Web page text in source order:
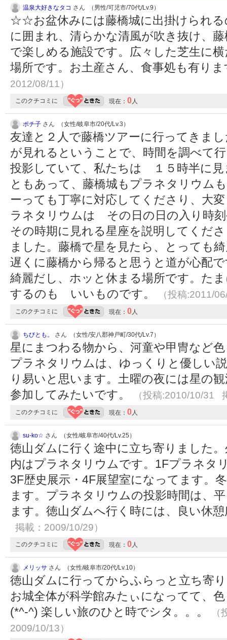
温泉大好きなタコ さん （男性/可児市/70代/Lv.9）
☆☆お盆休みには藤橋城に出掛けられる
に囲まれ、清らかな清風が吹き抜け、
で楽しめる施設です。広々した芝生に
場所です。お土産さん、食事処も有り
2012/08/11）
このクチコミに 現在： 0人
ポチ子 さん （女性/岐阜市/20代/Lv.3）
友達と２人で藤橋ツアーに行ってきま
が見れるということで、時間を調べて
投影していて、私たちは １５時半に
ともあって、藤橋城もプラネタリウム
ーっても丁寧に対応してくださり、大
ラネタリウムは その日の日の入り時
その時期に見れる星座を説明してくだ
ました。藤橋で星を見たら、とっても
遅くに藤橋から帰ると思うと道が心配
綺麗だし、ホッと休まる場所です。た
するのも いいものです。
（投稿:2011/
このクチコミに 現在： 0人
ちびとも。 さん （女性/安八郡神戸町/30代/Lv.7）
星にまつわる物から、河童や甲冑など
プラネタリウムは、ゆっくりと優しい
り易いと思います。土曜の夜には星の
参加してみたいです。
（投稿:2010/10/31
このクチコミに 現在： 0人
su-ko☆ さん （女性/岐阜市/40代/Lv.25）
徳山ダムに行く途中に立ち寄りました
内はプラネタリウムです。1Fプラネタ
3F歴史展示・4F展望室になってます。
ます。プラネタリウムの投影時間は、
ます。徳山ダムへ行く時には、良い休
掲載：2009/10/29）
このクチコミに 現在： 0人
メリッサ さん （女性/岐阜市/20代/Lv.10）
徳山ダムに行ってからふらっと立ち寄
お城全体が科学館みたぃになってて、
(*^-^) 楽しい旅のひと時でシタ。。。
2009/10/13）